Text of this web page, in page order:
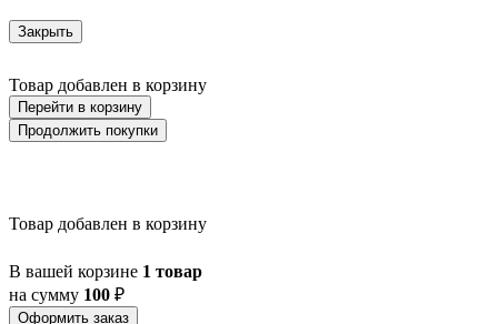
AZBARREN
BABIRIK
BALEZZE
BALIGIAN
BALIGUIAN
BALLINA
BAMPTON
BANI
BARI 1
BARI-M
BARNSTAPLE
Закрыть
Товар добавлен в корзину
Перейти в корзину
Продолжить покупки
Товар добавлен в корзину
В вашей корзине 1 товар
на сумму 100 ₽
Оформить заказ